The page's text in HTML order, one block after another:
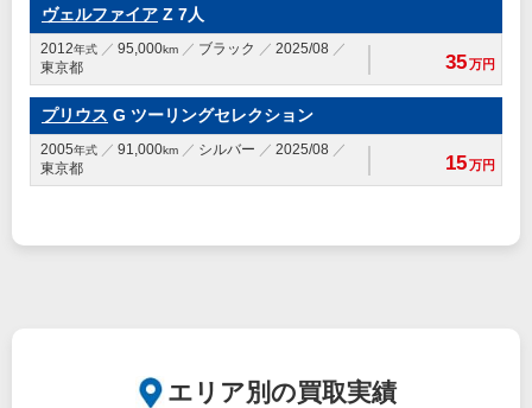
ヴェルファイア Z 7人
2012年式 95,000km ブラック
2025/08
東京都
35万円
プリウス G ツーリングセレクション
2005年式 91,000km シルバー
2025/08
東京都
15万円
エリア別の買取実績